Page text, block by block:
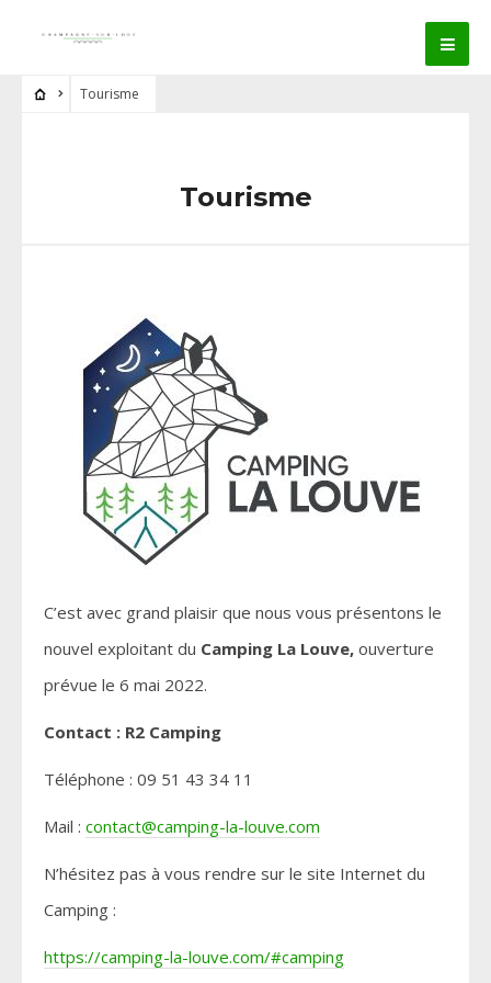
Tourisme
Tourisme
C’est avec grand plaisir que nous vous présentons le
nouvel exploitant du Camping La Louve, ouverture
prévue le 6 mai 2022.
Contact : R2 Camping
Téléphone : 09 51 43 34 11
Mail : contact@camping-la-louve.com
N’hésitez pas à vous rendre sur le site Internet du
Camping :
https://camping-la-louve.com/#camping